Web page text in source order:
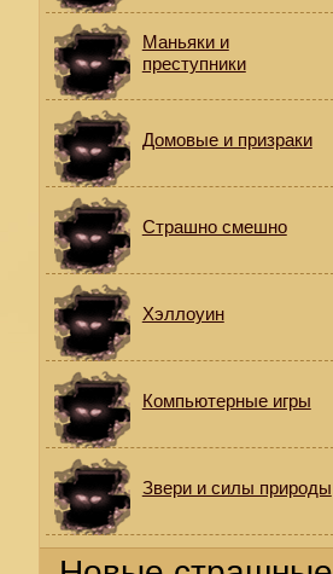
Маньяки и
преступники
Домовые и призраки
Страшно смешно
Хэллоуин
Компьютерные игры
Звери и силы природы